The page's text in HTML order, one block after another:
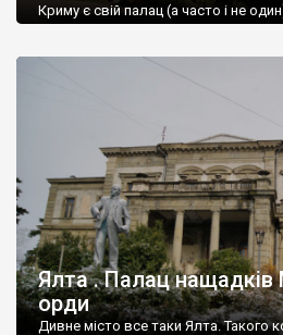
Криму є свій палац (а часто і не
Ялта . Палац нащадків
орди
Дивне місто все таки Ялта. Такого